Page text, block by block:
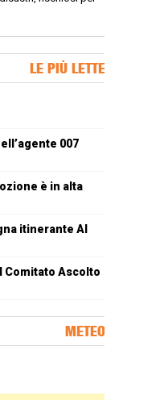
LE PIÙ LETTE
007
è in alta
itinerante Al
Comitato Ascolto
METEO